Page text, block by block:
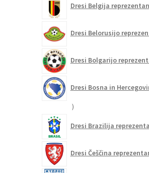
Dresi Belgija
Dresi Belorusijo
Dresi Bolgarijo
Dresi Bosna in
21
Dresi Brazilija
Dresi Češčina